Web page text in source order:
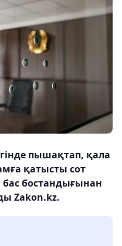
пышақтап, қала
қатысты сот
бостандығынан
Zakon.kz.